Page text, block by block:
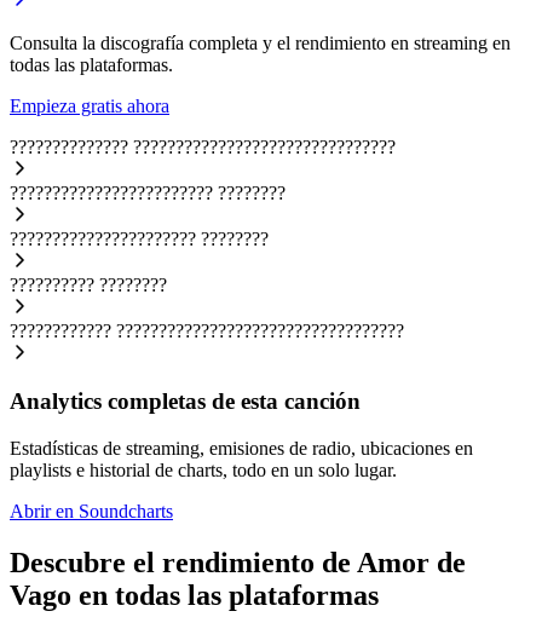
Consulta la discografía completa y el rendimiento en streaming en
todas las plataformas.
Empieza gratis ahora
?????????????? ???????????????????????????????
???????????????????????? ????????
?????????????????????? ????????
?????????? ????????
???????????? ??????????????????????????????????
Analytics completas de esta canción
Estadísticas de streaming, emisiones de radio, ubicaciones en
playlists e historial de charts, todo en un solo lugar.
Abrir en Soundcharts
Descubre el rendimiento de Amor de
Vago en todas las plataformas